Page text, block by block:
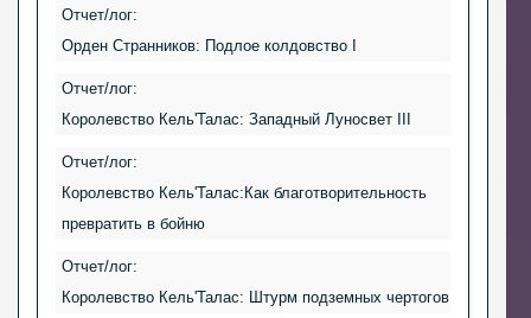
Отчет/лог:
Орден Странников: Подлое колдовство I
Отчет/лог:
Королевство Кель'Талас: Западный Луносвет III
Отчет/лог:
Королевство Кель'Талас:Как благотворительность
превратить в бойню
Отчет/лог:
Королевство Кель'Талас: Штурм подземных чертогов